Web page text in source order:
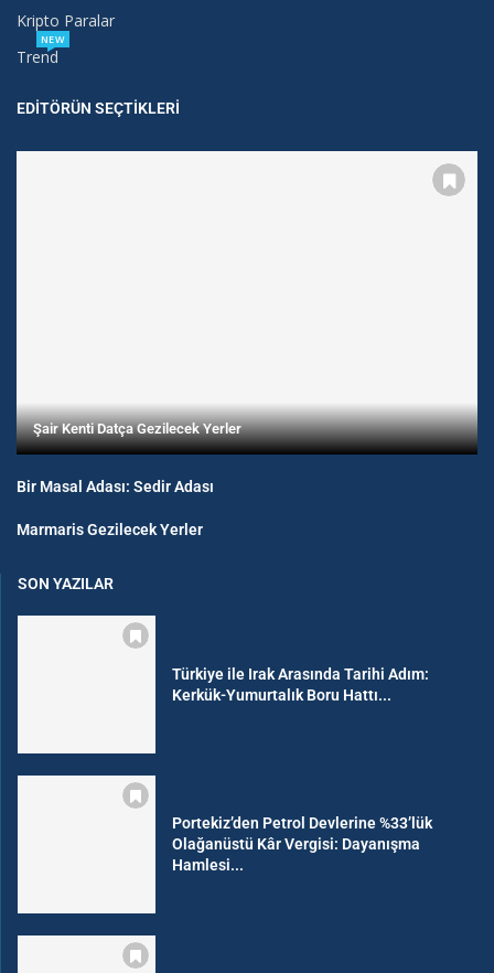
Kripto Paralar
Trend
NEW
EDITÖRÜN SEÇTIKLERI
Şair Kenti Datça Gezilecek Yerler
Bir Masal Adası: Sedir Adası
Marmaris Gezilecek Yerler
SON YAZILAR
Türkiye ile Irak Arasında Tarihi Adım:
Kerkük-Yumurtalık Boru Hattı...
Portekiz’den Petrol Devlerine %33’lük
Olağanüstü Kâr Vergisi: Dayanışma
Hamlesi...